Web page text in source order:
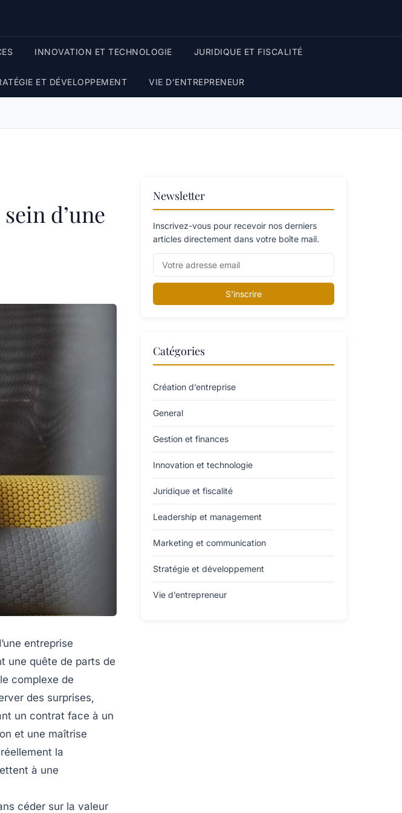
INNOVATION ET TECHNOLOGIE JURIDIQUE ET FISCALITÉ
ET DÉVELOPPEMENT VIE D’ENTREPRENEUR
d’une
entreprise
une quête de parts de
complexe de
des surprises,
un contrat face à un
et une maîtrise
la
à une
céder sur la valeur
Newsletter
Inscrivez-vous pour recevoir nos derniers
articles directement dans votre boîte mail.
S'inscrire
Catégories
Création d’entreprise
General
Gestion et finances
Innovation et technologie
Juridique et fiscalité
Leadership et management
Marketing et communication
Stratégie et développement
Vie d’entrepreneur